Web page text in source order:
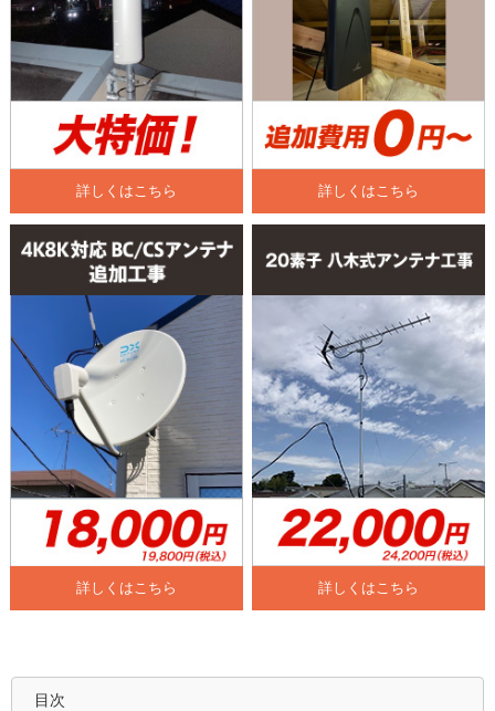
詳しくはこちら 詳しくはこちら
詳しくはこちら 詳しくはこちら
目次